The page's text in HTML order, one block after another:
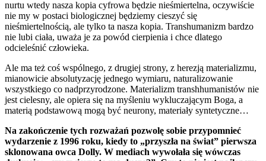
nurtu wtedy nasza kopia cyfrowa będzie nieśmiertelna, oczywiście
nie my w postaci biologicznej będziemy cieszyć się
nieśmiertelnością, ale tylko ta nasza kopia. Transhumanizm bardzo
nie lubi ciała, uważa je za powód cierpienia i chce dlatego
odcieleśnić człowieka.
Ale ma też coś wspólnego, z drugiej strony, z herezją materializmu,
mianowicie absolutyzację jednego wymiaru, naturalizowanie
wszystkiego co nadprzyrodzone. Materializm transhhumanistów nie
jest cielesny, ale opiera się na myśleniu wykluczającym Boga, a
materią podstawową mogą być neurony, materiały syntetyczne…
Na zakończenie tych rozważań pozwolę sobie przypomnieć
wydarzenie z 1996 roku, kiedy to „przyszła na świat” pierwsza
sklonowana owca Dolly. W mediach wywołała się wówczas